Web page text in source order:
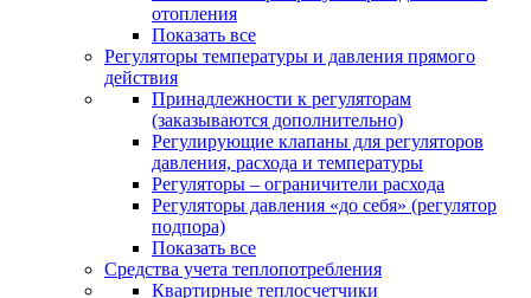
отопления
Показать все
Регуляторы температуры и давления прямого
действия
Принадлежности к регуляторам
(заказываются дополнительно)
Регулирующие клапаны для регуляторов
давления, расхода и температуры
Регуляторы – ограничители расхода
Регуляторы давления «до себя» (регулятор
подпора)
Показать все
Средства учета теплопотребления
Квартирные теплосчетчики